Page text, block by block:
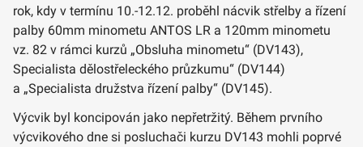
rok, kdy v termínu 10.-12.12. proběhl nácvik střelby a řízení
palby 60mm minometu ANTOS LR a 120mm minometu
vz. 82 v rámci kurzů „Obsluha minometu“ (DV143),
Specialista dělostřeleckého průzkumu“ (DV144)
a „Specialista družstva řízení palby“ (DV145).
Výcvik byl koncipován jako nepřetržitý. Během prvního
výcvikového dne si posluchači kurzu DV143 mohli poprvé